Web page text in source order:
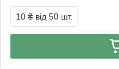
10 ₴ від 50 шт.